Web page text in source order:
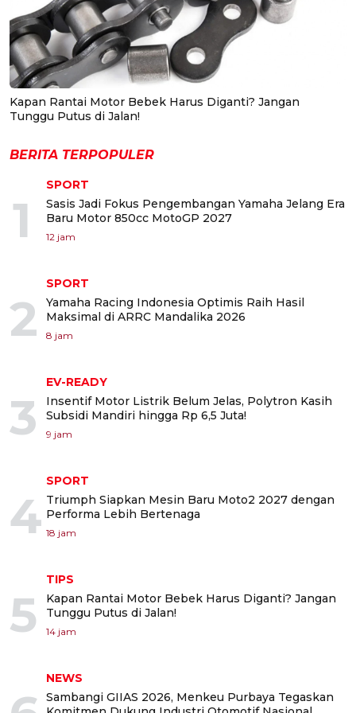
Kapan Rantai Motor Bebek Harus Diganti? Jangan
Tunggu Putus di Jalan!
BERITA TERPOPULER
1
SPORT
Sasis Jadi Fokus Pengembangan Yamaha Jelang Era
Baru Motor 850cc MotoGP 2027
12 jam
2
SPORT
Yamaha Racing Indonesia Optimis Raih Hasil
Maksimal di ARRC Mandalika 2026
8 jam
3
EV-READY
Insentif Motor Listrik Belum Jelas, Polytron Kasih
Subsidi Mandiri hingga Rp 6,5 Juta!
9 jam
4
SPORT
Triumph Siapkan Mesin Baru Moto2 2027 dengan
Performa Lebih Bertenaga
18 jam
5
TIPS
Kapan Rantai Motor Bebek Harus Diganti? Jangan
Tunggu Putus di Jalan!
14 jam
NEWS
Sambangi GIIAS 2026, Menkeu Purbaya Tegaskan